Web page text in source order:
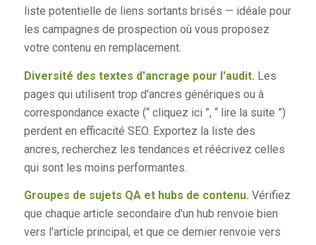
liste potentielle de liens sortants brisés — idéale pour
les campagnes de prospection où vous proposez
votre contenu en remplacement.
Diversité des textes d'ancrage pour l'audit. Les
pages qui utilisent trop d'ancres génériques ou à
correspondance exacte (“ cliquez ici ”, “ lire la suite ”)
perdent en efficacité SEO. Exportez la liste des
ancres, recherchez les tendances et réécrivez celles
qui sont les moins performantes.
Groupes de sujets QA et hubs de contenu.Vérifiez
que chaque article secondaire d'un hub renvoie bien
vers l'article principal, et que ce dernier renvoie vers